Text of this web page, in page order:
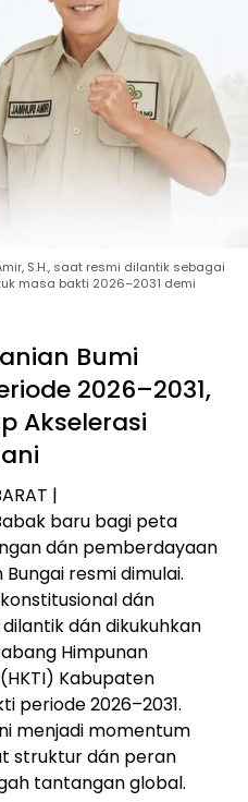
S.H., saat resmi dilantik sebagai
masa bakti 2026–2031 demi
Bumi
2026–2031,
Akselerasi
|
baru bagi peta
dán pemberdayaan
resmi dimulai.
dán
dán dikukuhkan
Himpunan
Kabupaten
periode 2026–2031.
menjadi momentum
struktur dán peran
tantangan global.